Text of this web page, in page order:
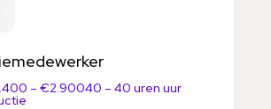
– €2.90040 – 40 uren uur